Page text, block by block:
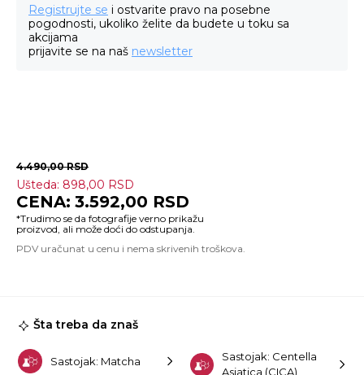
Registrujte se i ostvarite pravo na posebne
pogodnosti, ukoliko želite da budete u toku sa
akcijama
prijavite se na naš newsletter
4.490,00RSD
Ušteda: 898,00 RSD
3.592,00 RSD
Šta treba da znaš
Sastojak: Matcha
Sastojak: Centella
Asiatica (CICA)